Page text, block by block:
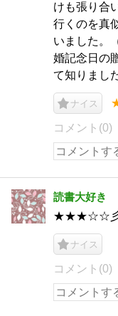
けも張り合
行くのを真
いました。
婚記念日の
て知りまし
ナイス
コメント(0)
読書大好き
★★★☆☆
ナイス
コメント(0)